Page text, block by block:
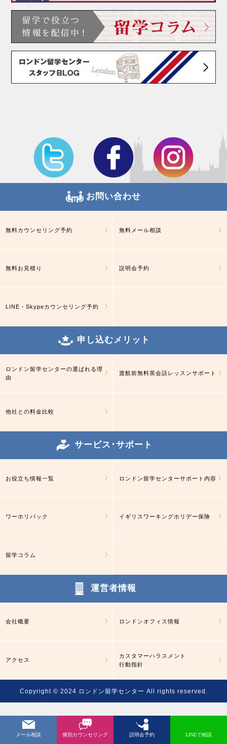
お問い合わせ
無料カウンセリング予約 無料メール相談
無料お見積り 説明会予約
LINE・Skypeカウンセリング予約
申し込むメリット
ロンドン留学センターの選ばれる理
由
渡航前無料英会話レッスンサポート
他社との料金比較
サービス･サポート
お役立ち情報一覧 ロンドン留学センターサポート内容
ワーホリパック イギリスワーキングホリデー保険
留学コラム
運営者情報
会社概要 ロンドンオフィス情報
アクセス
カスタマーハラスメント
行動指針
Copyright © 2024 ロンドン留学センター All rights reserved.
メール相談 個別カウンセリング 説明会予約 LINEで相談